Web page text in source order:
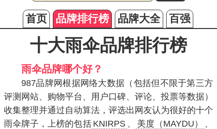
首页 品牌排行榜 品牌大全 百强
十大雨伞品牌排行榜
雨伞品牌哪个好？
987品牌网根据网络大数据（包括但不限于第三方
评测网站、购物平台、用户口碑、评论、投票等数据）
收集整理并通过自动算法，评选出网友认为很好的十个
雨伞牌子，上榜的包括 KNIRPS 、 美度（MAYDU）
、